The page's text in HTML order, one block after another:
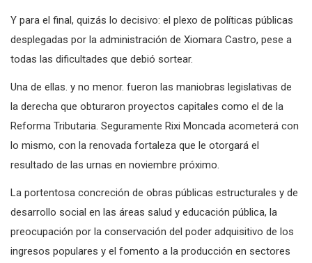
Y para el final, quizás lo decisivo: el plexo de políticas públicas
desplegadas por la administración de Xiomara Castro, pese a
todas las dificultades que debió sortear.
Una de ellas. y no menor. fueron las maniobras legislativas de
la derecha que obturaron proyectos capitales como el de la
Reforma Tributaria. Seguramente Rixi Moncada acometerá con
lo mismo, con la renovada fortaleza que le otorgará el
resultado de las urnas en noviembre próximo.
La portentosa concreción de obras públicas estructurales y de
desarrollo social en las áreas salud y educación pública, la
preocupación por la conservación del poder adquisitivo de los
ingresos populares y el fomento a la producción en sectores